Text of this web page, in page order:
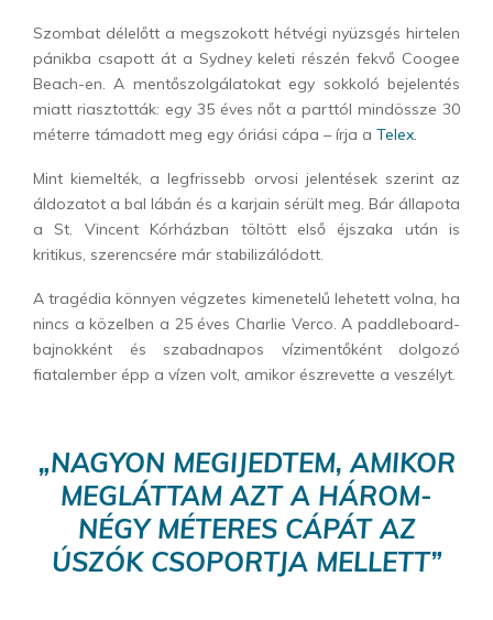
Szombat délelőtt a megszokott hétvégi nyüzsgés hirtelen
pánikba csapott át a Sydney keleti részén fekvő Coogee
Beach-en. A mentőszolgálatokat egy sokkoló bejelentés
miatt riasztották: egy 35 éves nőt a parttól mindössze 30
méterre támadott meg egy óriási cápa – írja a Telex.
Mint kiemelték, a legfrissebb orvosi jelentések szerint az
áldozatot a bal lábán és a karjain sérült meg. Bár állapota
a St. Vincent Kórházban töltött első éjszaka után is
kritikus, szerencsére már stabilizálódott.
A tragédia könnyen végzetes kimenetelű lehetett volna, ha
nincs a közelben a 25 éves Charlie Verco. A paddleboard-
bajnokként és szabadnapos vízimentőként dolgozó
fiatalember épp a vízen volt, amikor észrevette a veszélyt.
„NAGYON MEGIJEDTEM, AMIKOR
MEGLÁTTAM AZT A HÁROM-
NÉGY MÉTERES CÁPÁT AZ
ÚSZÓK CSOPORTJA MELLETT”